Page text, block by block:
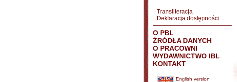
Transliteracja
Deklaracja dostępności
O PBL
ŹRÓDŁA DANYCH
O PRACOWNI
WYDAWNICTWO IBL
KONTAKT
English version